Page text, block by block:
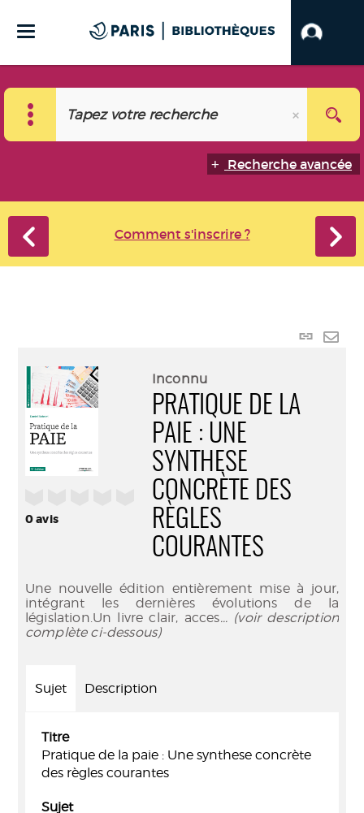
Recherche avancée
Comment s'inscrire ?
Lien
0avis
Inconnu
PRATIQUE DE LA
PAIE : UNE
SYNTHESE
CONCRÈTE DES
RÈGLES
COURANTES
Une nouvelle édition entièrement mise à jour,
intégrant les dernières évolutions de la
législation.Un livre clair, acces... (voir description
complète ci-dessous)
Sujet Description
Titre
Pratique de la paie : Une synthese concrète
des règles courantes
Sujet